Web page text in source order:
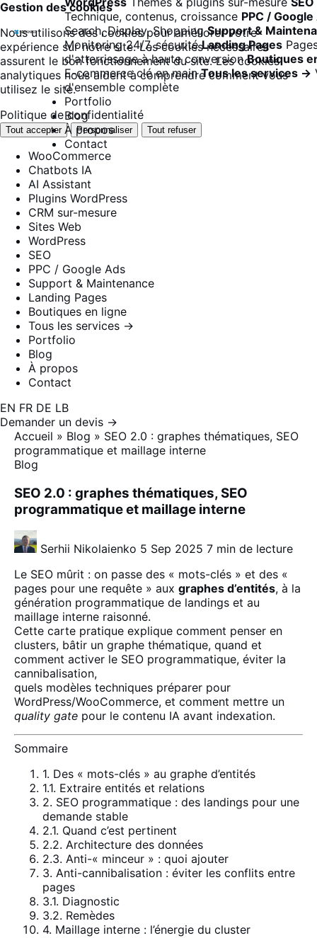
Gestion des cookies
Nous utilisons des cookies pour améliorer votre
expérience sur notre site. Les cookies nécessaires
assurent le bon fonctionnement du site. Les cookies
analytiques nous aident à comprendre comment vous
utilisez le site.
Politique de confidentialité
Tout accepter Personnaliser Tout refuser
Technique, contenus, croissance PPC /
Search, Display, Shopping Support &
Monitoring 24/7, sécurité Landing Pages
d'atterrissage à haute conversion Boutiques
E-commerce clé en main Tous les services →
d'ensemble complète
Portfolio
Blog
À propos
Contact
WooCommerce
Chatbots IA
AI Assistant
Plugins WordPress
CRM sur-mesure
Sites Web
WordPress
SEO
PPC / Google Ads
Support & Maintenance
Landing Pages
Boutiques en ligne
Tous les services →
Portfolio
Blog
À propos
Contact
EN FR DE LB
Demander un devis →
Accueil » Blog » SEO 2.0 : graphes thématiques, SEO
programmatique et maillage interne
Blog
SEO 2.0 : graphes thématiques, SEO
programmatique et maillage interne
Serhii Nikolaienko 5 Sep 2025 7 min de lecture
Le SEO mûrit : on passe des « mots-clés » et des «
pages pour une requête » aux graphes d’entités, à la
génération programmatique de landings et au
maillage interne raisonné.
Cette carte pratique explique comment penser en
clusters, bâtir un graphe thématique, quand et
comment activer le SEO programmatique, éviter la
cannibalisation,
quels modèles techniques préparer pour
WordPress/WooCommerce, et comment mettre un
quality gate pour le contenu IA avant indexation.
Sommaire
1. Des « mots-clés » au graphe d’entités
1.1. Extraire entités et relations
2. SEO programmatique : des landings pour une
demande stable
2.1. Quand c’est pertinent
2.2. Architecture des données
2.3. Anti-« minceur » : quoi ajouter
3. Anti-cannibalisation : éviter les conflits entre
pages
3.1. Diagnostic
3.2. Remèdes
4. Maillage interne : l’énergie du cluster